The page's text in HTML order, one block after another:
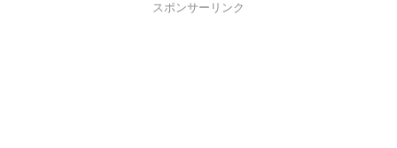
スポンサーリンク